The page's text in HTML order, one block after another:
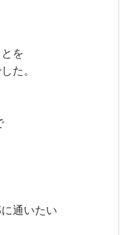
を
た。
通いたい